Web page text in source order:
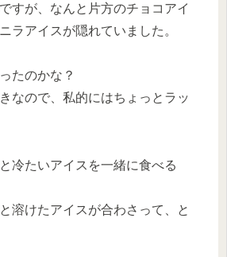
すが、なんと片方のチョコアイ
ラアイスが隠れていました。
たのかな？
なので、私的にはちょっとラッ
冷たいアイスを一緒に食べる
溶けたアイスが合わさって、と